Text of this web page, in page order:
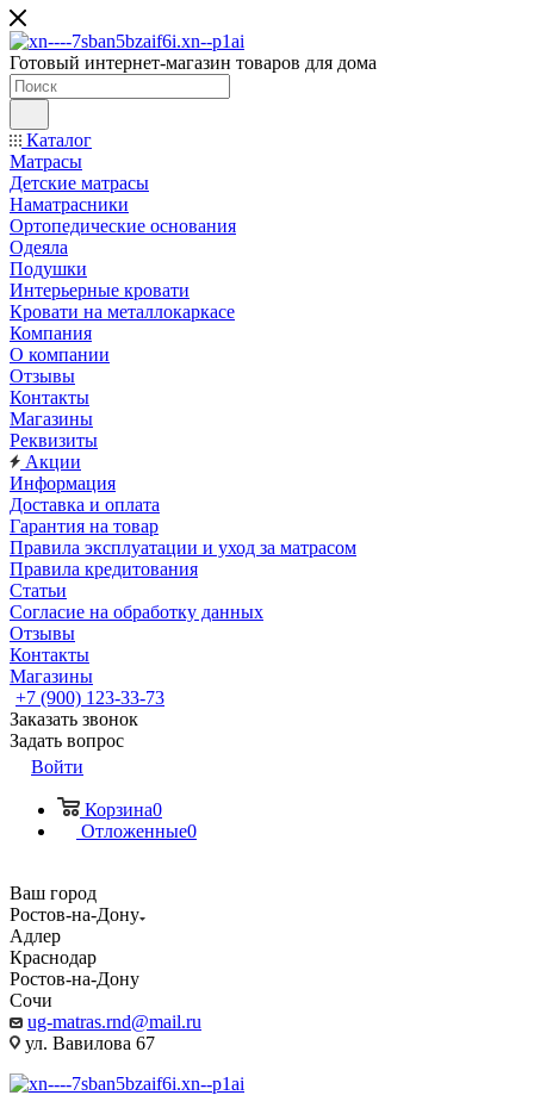
Готовый интернет-магазин товаров для дома
Каталог
Матрасы
Детские матрасы
Наматрасники
Ортопедические основания
Одеяла
Подушки
Интерьерные кровати
Кровати на металлокаркасе
Компания
О компании
Отзывы
Контакты
Магазины
Реквизиты
Акции
Информация
Доставка и оплата
Гарантия на товар
Правила эксплуатации и уход за матрасом
Правила кредитования
Статьи
Согласие на обработку данных
Отзывы
Контакты
Магазины
+7 (900) 123-33-73
Заказать звонок
Задать вопрос
Войти
Корзина0
Отложенные0
Ваш город
Ростов-на-Дону
Адлер
Краснодар
Ростов-на-Дону
Сочи
ug-matras.rnd@mail.ru
ул. Вавилова 67